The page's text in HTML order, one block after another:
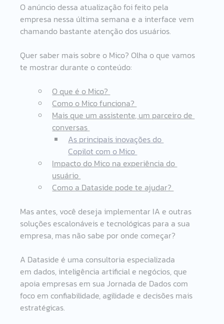
O anúncio dessa atualização foi feito pela
empresa nessa última semana e a interface vem
chamando bastante atenção dos usuários.
Quer saber mais sobre o Mico? Olha o que vamos
te mostrar durante o conteúdo:
O que é o Mico?
Como o Mico funciona?
Mais que um assistente, um parceiro de
conversas
As principais inovações do
Copilot com o Mico
Impacto do Mico na experiência do
usuário
Como a Dataside pode te ajudar?
Mas antes, você deseja implementar IA e outras
soluções escalonáveis e tecnológicas para a sua
empresa, mas não sabe por onde começar?
A Dataside é uma consultoria especializada
em dados, inteligência artificial e negócios, que
apoia empresas em sua Jornada de Dados com
foco em confiabilidade, agilidade e decisões mais
estratégicas.